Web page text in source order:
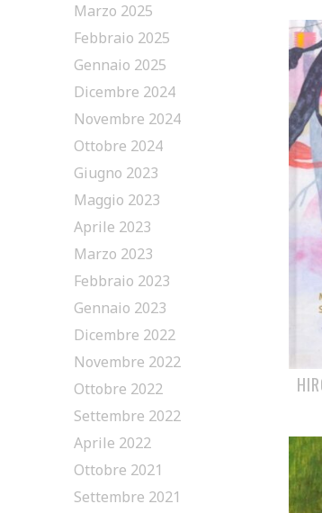
Marzo 2025
Febbraio 2025
Gennaio 2025
Dicembre 2024
Novembre 2024
Ottobre 2024
Giugno 2023
Maggio 2023
Aprile 2023
Marzo 2023
Febbraio 2023
Gennaio 2023
Dicembre 2022
Novembre 2022
Ottobre 2022
Settembre 2022
Aprile 2022
Ottobre 2021
Settembre 2021